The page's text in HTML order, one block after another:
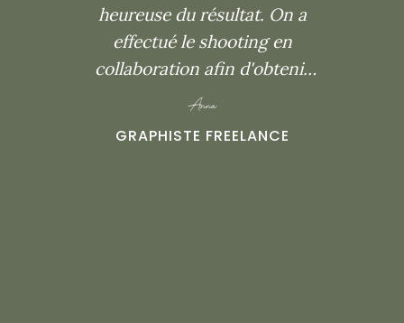
heureuse du résultat. On a
effectué le shooting en
collaboration afin d'obtenir
un résultat qui me
Anna
GRAPHISTE FREELANCE